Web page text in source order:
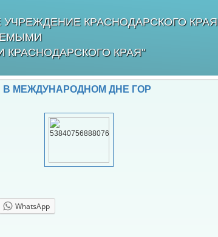
КРАСНОДАРСКОГО КРАЯ
КРАЯ"
МЕЖДУНАРОДНОМ ДНЕ ГОР
WhatsApp